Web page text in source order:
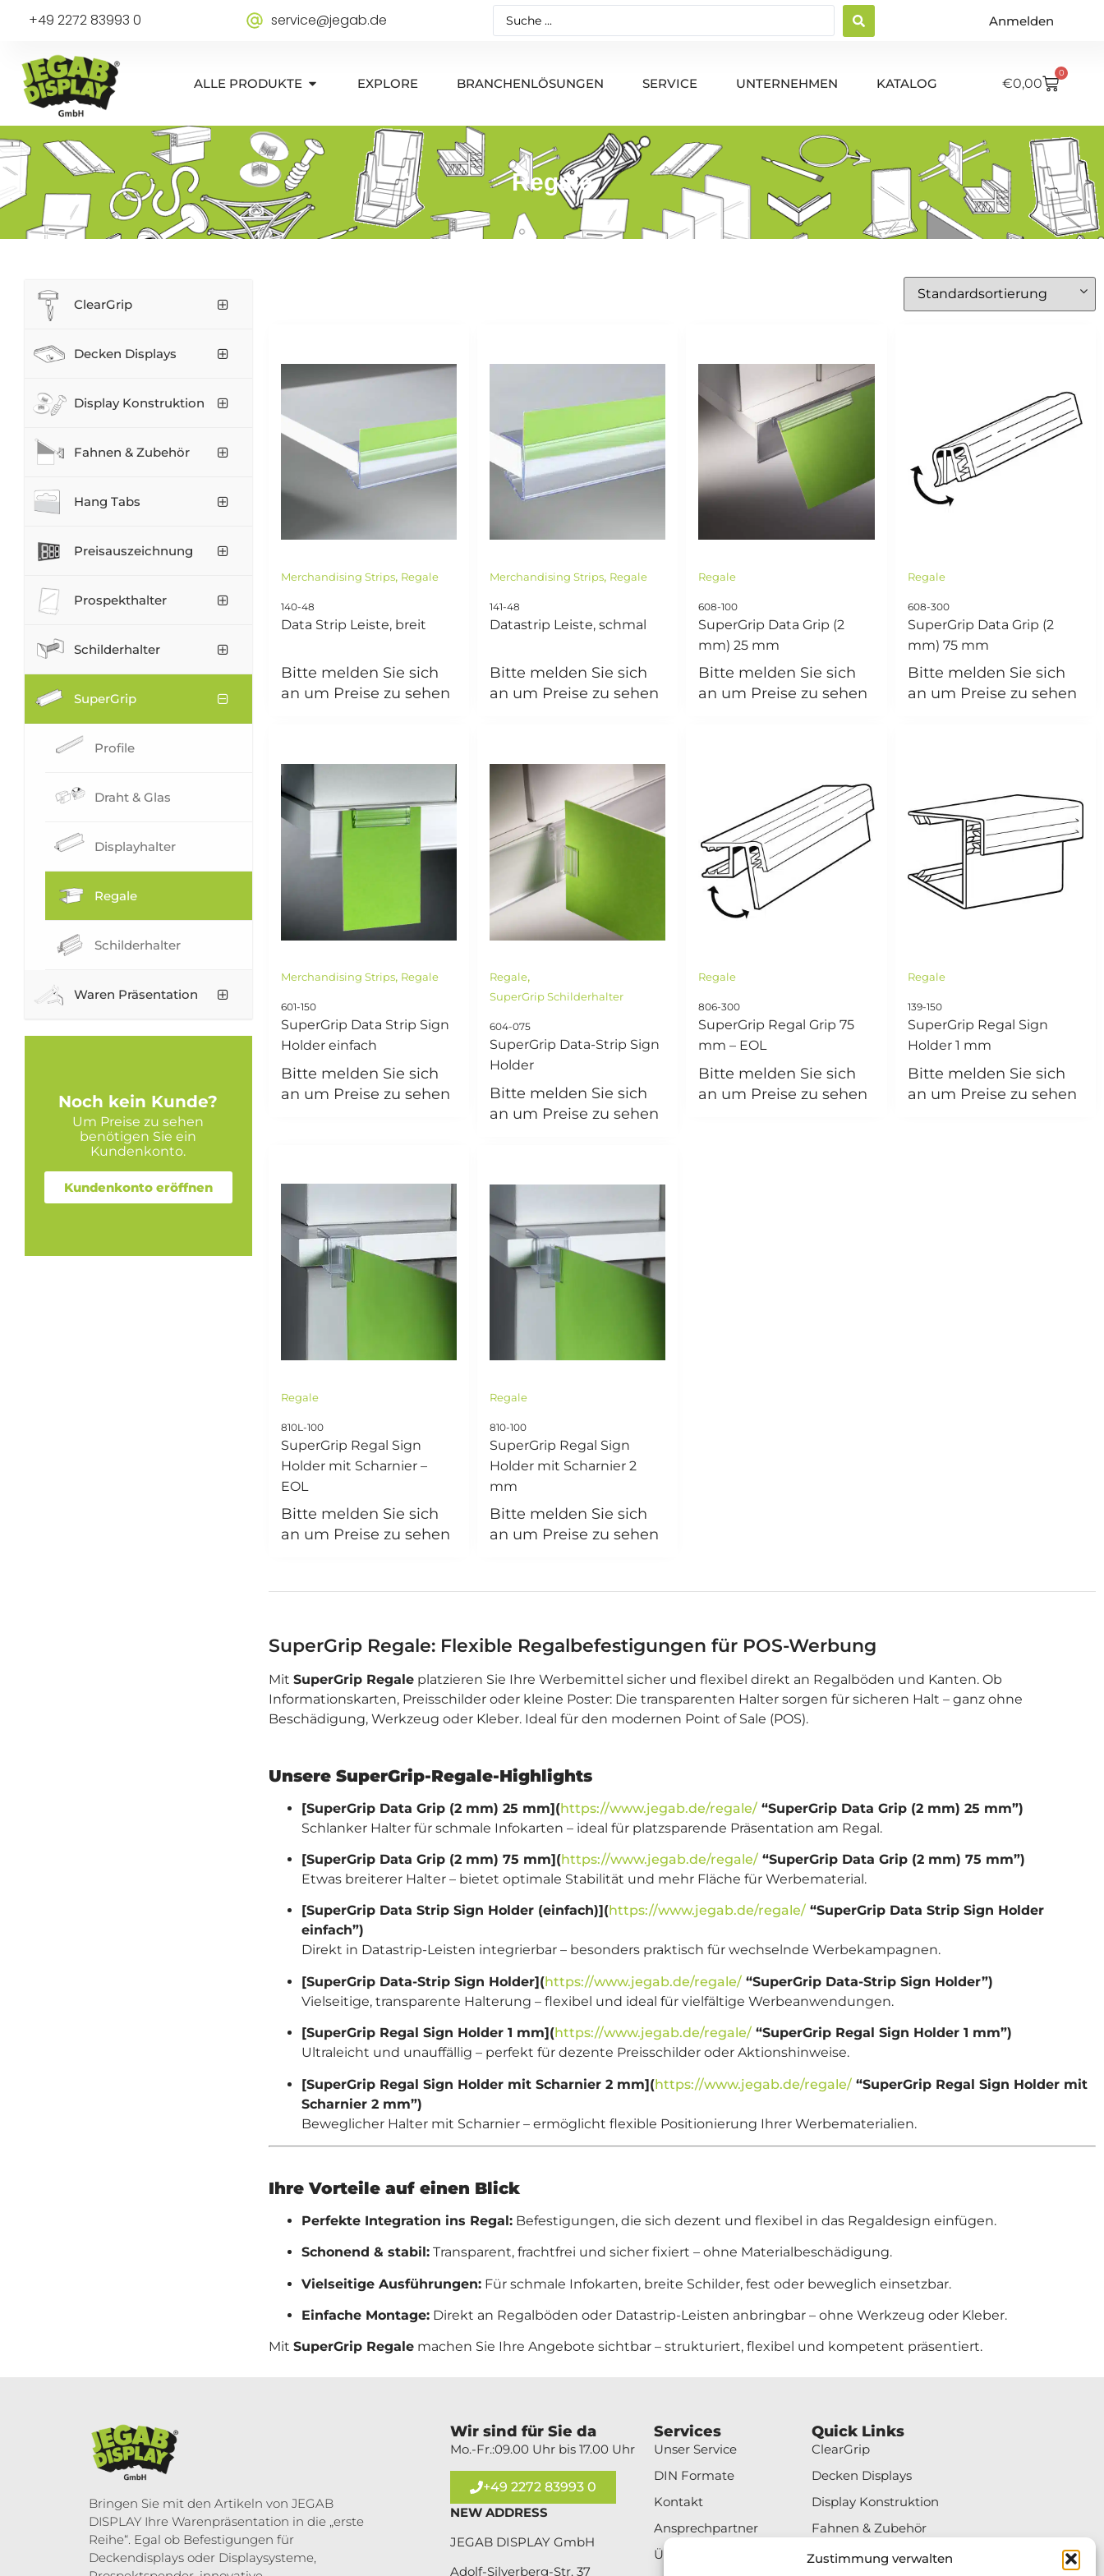
Zustimmung verwalten
+49 2272 83993 0 service@jegab.de Anmelden
ALLE PRODUKTE EXPLORE BRANCHENLÖSUNGEN SERVICE UNTERNEHMEN KATALOG €0,00
0
Regale
ClearGrip
Decken Displays
Display Konstruktion
Fahnen & Zubehör
Hang Tabs
Preisauszeichnung
Prospekthalter
Schilderhalter
SuperGrip
Profile
Draht & Glas
Displayhalter
Regale
Schilderhalter
Waren Präsentation
Noch kein Kunde?
Um Preise zu sehen
benötigen Sie ein
Kundenkonto.
Kundenkonto eröffnen
Merchandising Strips, Regale
140-48
Data Strip Leiste, breit
Bitte melden Sie sich
an um Preise zu sehen
Merchandising Strips, Regale
141-48
Datastrip Leiste, schmal
Bitte melden Sie sich
an um Preise zu sehen
Regale
608-100
SuperGrip Data Grip (2
mm) 25 mm
Bitte melden Sie sich
an um Preise zu sehen
Regale
608-300
SuperGrip Data Grip (2
mm) 75 mm
Bitte melden Sie sich
an um Preise zu sehen
Merchandising Strips, Regale
601-150
SuperGrip Data Strip Sign
Holder einfach
Bitte melden Sie sich
an um Preise zu sehen
Regale,
SuperGrip Schilderhalter
604-075
SuperGrip Data-Strip Sign
Holder
Bitte melden Sie sich
an um Preise zu sehen
Regale
806-300
SuperGrip Regal Grip 75
mm – EOL
Bitte melden Sie sich
an um Preise zu sehen
Regale
139-150
SuperGrip Regal Sign
Holder 1 mm
Bitte melden Sie sich
an um Preise zu sehen
Regale
810L-100
SuperGrip Regal Sign
Holder mit Scharnier –
EOL
Bitte melden Sie sich
an um Preise zu sehen
Regale
810-100
SuperGrip Regal Sign
Holder mit Scharnier 2
mm
Bitte melden Sie sich
an um Preise zu sehen
SuperGrip Regale: Flexible Regalbefestigungen für POS-Werbung
Mit SuperGrip Regaleplatzieren Sie Ihre Werbemittel sicher und flexibel direkt an Regalböden und Kanten. Ob
Informationskarten, Preisschilder oder kleine Poster: Die transparenten Halter sorgen für sicheren Halt – ganz ohne
Beschädigung, Werkzeug oder Kleber. Ideal für den modernen Point of Sale (POS).
Unsere SuperGrip-Regale-Highlights
[SuperGrip Data Grip (2 mm) 25 mm](https://www.jegab.de/regale/“SuperGrip Data Grip (2 mm) 25 mm”)
Schlanker Halter für schmale Infokarten – ideal für platzsparende Präsentation am Regal.
[SuperGrip Data Grip (2 mm) 75 mm](https://www.jegab.de/regale/“SuperGrip Data Grip (2 mm) 75 mm”)
Etwas breiterer Halter – bietet optimale Stabilität und mehr Fläche für Werbematerial.
[SuperGrip Data Strip Sign Holder (einfach)](https://www.jegab.de/regale/“SuperGrip Data Strip Sign Holder
einfach”)
Direkt in Datastrip-Leisten integrierbar – besonders praktisch für wechselnde Werbekampagnen.
[SuperGrip Data-Strip Sign Holder](https://www.jegab.de/regale/“SuperGrip Data-Strip Sign Holder”)
Vielseitige, transparente Halterung – flexibel und ideal für vielfältige Werbeanwendungen.
[SuperGrip Regal Sign Holder 1 mm](https://www.jegab.de/regale/“SuperGrip Regal Sign Holder 1 mm”)
Ultraleicht und unauffällig – perfekt für dezente Preisschilder oder Aktionshinweise.
[SuperGrip Regal Sign Holder mit Scharnier 2 mm](https://www.jegab.de/regale/“SuperGrip Regal Sign Holder mit
Scharnier 2 mm”)
Beweglicher Halter mit Scharnier – ermöglicht flexible Positionierung Ihrer Werbematerialien.
Ihre Vorteile auf einen Blick
Perfekte Integration ins Regal:Befestigungen, die sich dezent und flexibel in das Regaldesign einfügen.
Schonend & stabil:Transparent, frachtfrei und sicher fixiert – ohne Materialbeschädigung.
Vielseitige Ausführungen:Für schmale Infokarten, breite Schilder, fest oder beweglich einsetzbar.
Einfache Montage:Direkt an Regalböden oder Datastrip-Leisten anbringbar – ohne Werkzeug oder Kleber.
Mit SuperGrip Regalemachen Sie Ihre Angebote sichtbar – strukturiert, flexibel und kompetent präsentiert.
Bringen Sie mit den Artikeln von JEGAB
DISPLAY Ihre Warenpräsentation in die „erste
Reihe“. Egal ob Befestigungen für
Deckendisplays oder Displaysysteme,
Wir sind für Sie da
Mo.-Fr.:09.00 Uhr bis 17.00 Uhr
+49 2272 83993 0
NEW ADDRESS
JEGAB DISPLAY GmbH
Adolf-Silverberg-Str. 37
Services
Unser Service
DIN Formate
Kontakt
Ansprechpartner
Über Uns
Quick Links
ClearGrip
Decken Displays
Display Konstruktion
Fahnen & Zubehör
Hang Tabs